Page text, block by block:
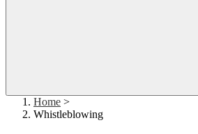
Home >
Whistleblowing